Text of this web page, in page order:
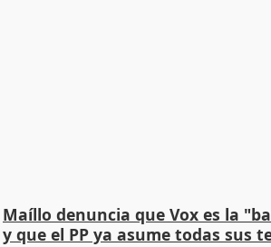
Maíllo denuncia que Vox es la
y que el PP ya asume todas sus